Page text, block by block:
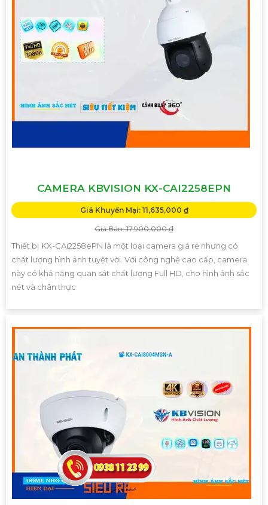
CAMERA KBVISION KX-CAI2258EPN
Giá Khuyến Mại: 11,635,000 ₫
Giá Bán: 17,900,000 ₫
Thiết bị KX-CAi2258ePN là một loại camera giá rẻ nhưng có
chất lượng hình ảnh tuyệt vời. Với công nghệ cao cấp, camera
này có khả năng quan sát chất lượng Full HD, cho hình ảnh sắc
nét và chân thực